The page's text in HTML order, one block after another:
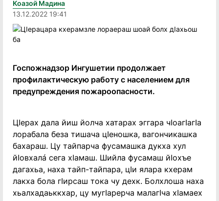
Коазой Мадина
13.12.2022 19:41
Госпожнадзор Ингушетии продолжает
профилактическую работу с населением для
предупреждения пожароопасности.
ЦIерах дала йиш йолча хатарах эггара чIоагIагIа
лорабала беза тишача цIеношка, вагончикашка
бахараш. Цу тайпарча фусамашка дукха хул
йIовхалá сега хIамаш. Шийла фусамаш йIохъе
дагахьа, наха тайп-тайпара, цIи ялара кхерам
лакха бола гIирсаш тока чу дехк. Болхлоша наха
хьалхадаьккхар, цу мугIарерча малагIча хIамаех